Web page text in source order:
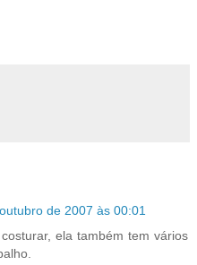
de 2007 às 00:01
ela também tem vários